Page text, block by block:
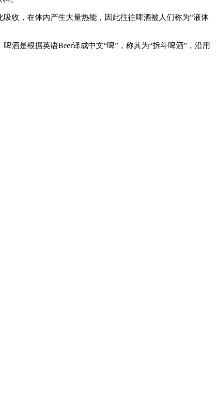
收，在体内产生大量热能，因此往往啤酒被人们称为“液体
酒是根据英语Beer译成中文“啤”，称其为“拆斗啤酒”，沿用